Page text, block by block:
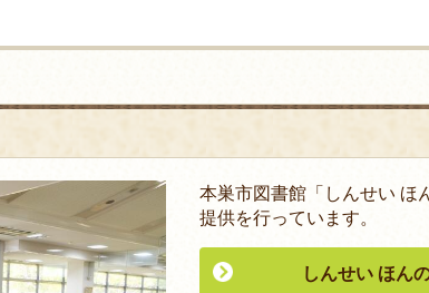
本巣市図書館「しんせい ほ
提供を行っています。
しんせい ほん